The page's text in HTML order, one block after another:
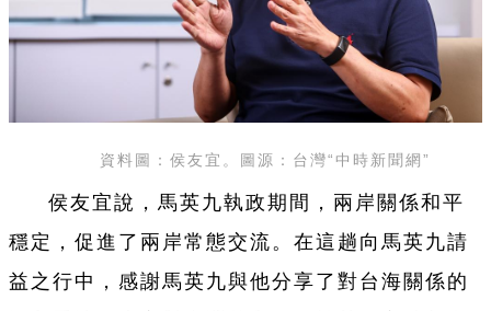
資料圖：侯友宜。圖源：台灣“中時新聞網”
侯友宜說，馬英九執政期間，兩岸關係和平
穩定，促進了兩岸常態交流。在這趟向馬英九請
益之行中，感謝馬英九與他分享了對台海關係的